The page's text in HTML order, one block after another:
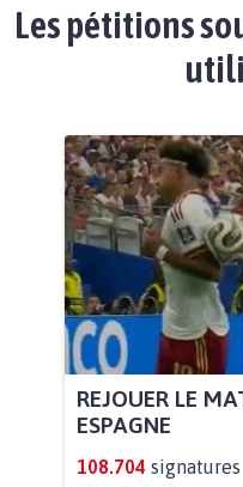
Les pétitions
REJOUER LE
ESPAGNE
108.704 signatures